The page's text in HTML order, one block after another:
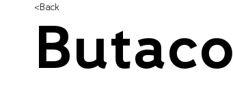
<Back
Butaco